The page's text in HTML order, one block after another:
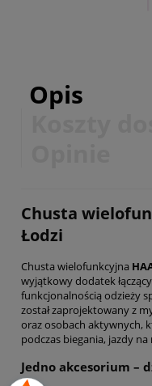
Opis
Chusta
Łodzi
Chusta wielofunkcyjna
wyjątkowy dodatek
funkcjonalnością odzieży
został zaprojektowany z
oraz osobach aktywnych,
podczas biegania, jazdy
Jedno akcesorium –